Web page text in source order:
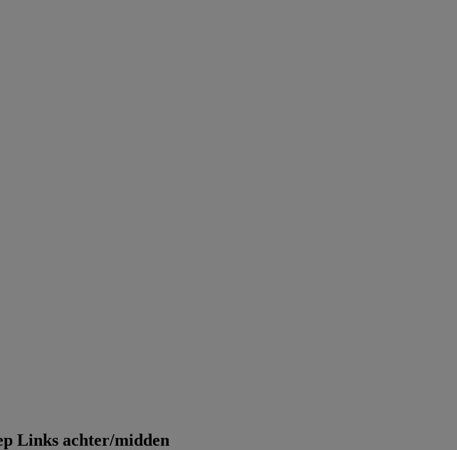
Links achter/midden